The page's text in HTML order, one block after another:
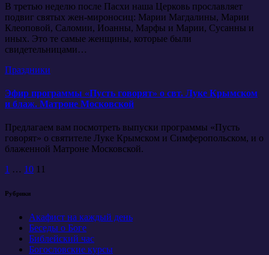
В третью неделю после Пасхи наша Церковь прославляет
подвиг святых жен-мироносиц: Марии Магдалины, Марии
Клеоповой, Саломии, Иоанны, Марфы и Марии, Сусанны и
иных. Это те самые женщины, которые были
свидетельницами…
Праздники
Эфир программы «Пусть говорят» о свт. Луке Крымском
и блаж. Матроне Московской
Предлагаем вам посмотреть выпуски программы «Пусть
говорят» о святителе Луке Крымском и Симферопольском, и о
блаженной Матроне Московской.
Пагинация
записей
1 … 10 11
Рубрики
Акафист на каждый день
Беседы о Боге
Библейский час
Богословские курсы